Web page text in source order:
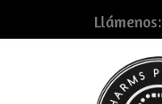
Llámenos: